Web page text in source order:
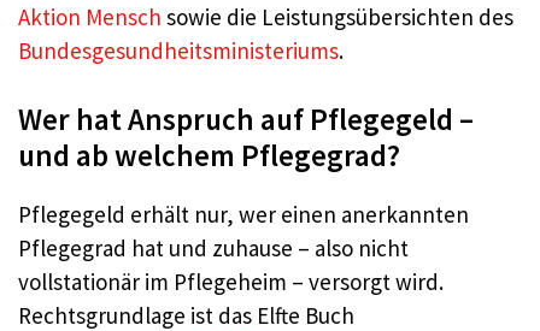
Aktion Mensch sowie die Leistungsübersichten des
Bundesgesundheitsministeriums.
Wer hat Anspruch auf Pflegegeld –
und ab welchem Pflegegrad?
Pflegegeld erhält nur, wer einen anerkannten
Pflegegrad hat und zuhause – also nicht
vollstationär im Pflegeheim – versorgt wird.
Rechtsgrundlage ist das Elfte Buch